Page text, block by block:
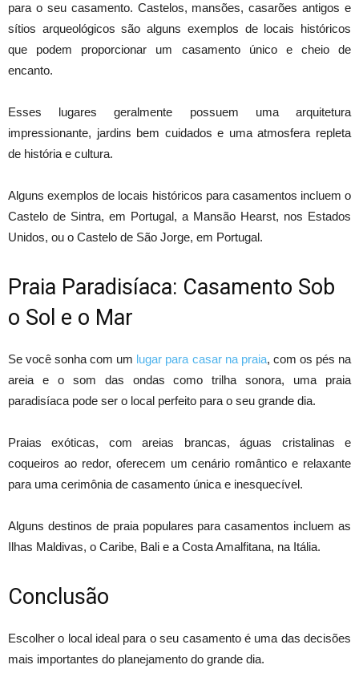
para o seu casamento. Castelos, mansões, casarões antigos e
sítios arqueológicos são alguns exemplos de locais históricos
que podem proporcionar um casamento único e cheio de
encanto.
Esses lugares geralmente possuem uma arquitetura
impressionante, jardins bem cuidados e uma atmosfera repleta
de história e cultura.
Alguns exemplos de locais históricos para casamentos incluem o
Castelo de Sintra, em Portugal, a Mansão Hearst, nos Estados
Unidos, ou o Castelo de São Jorge, em Portugal.
Praia Paradisíaca: Casamento Sob
o Sol e o Mar
Se você sonha com um lugar para casar na praia, com os pés na
areia e o som das ondas como trilha sonora, uma praia
paradisíaca pode ser o local perfeito para o seu grande dia.
Praias exóticas, com areias brancas, águas cristalinas e
coqueiros ao redor, oferecem um cenário romântico e relaxante
para uma cerimônia de casamento única e inesquecível.
Alguns destinos de praia populares para casamentos incluem as
Ilhas Maldivas, o Caribe, Bali e a Costa Amalfitana, na Itália.
Conclusão
Escolher o local ideal para o seu casamento é uma das decisões
mais importantes do planejamento do grande dia.